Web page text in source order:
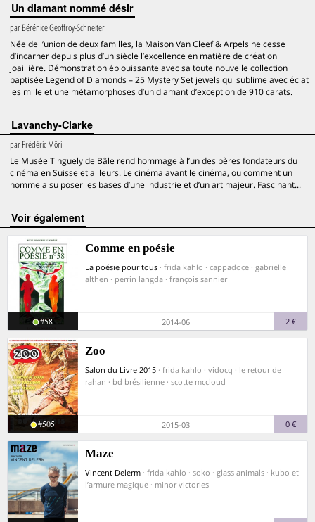
Un diamant nommé désir
parBérénice Geoffroy-Schneiter
Née de l’union de deux familles, la Maison Van Cleef & Arpels ne cesse
d’incarner depuis plus d’un siècle l’excellence en matière de création
joaillière. Démonstration éblouissante avec sa toute nouvelle collection
baptisée Legend of Diamonds – 25 Mystery Set jewels qui sublime avec éclat
les mille et une métamorphoses d’un diamant d’exception de 910 carats.
Lavanchy-Clarke
parFrédéric Möri
Le Musée Tinguely de Bâle rend hommage à l’un des pères fondateurs du
cinéma en Suisse et ailleurs. Le cinéma avant le cinéma, ou comment un
homme a su poser les bases d’une industrie et d’un art majeur. Fascinant...
voir également
Comme en poésie
La poésie pour tous · frida kahlo · cappadoce · gabrielle
althen · perrin langda · françois sannier
#58 2014-06 2 €
Zoo
Salon du Livre 2015 · frida kahlo · vidocq · le retour de
rahan · bd brésilienne · scotte mccloud
#505 2015-03 0 €
Maze
Vincent Delerm · frida kahlo · soko · glass animals · kubo et
l’armure magique · minor victories